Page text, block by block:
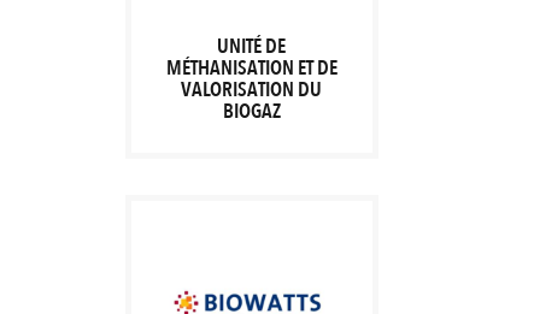
UNITÉ DE
MÉTHANISATION ET DE
VALORISATION DU
BIOGAZ